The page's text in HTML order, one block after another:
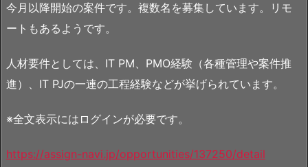
今月以降開始の案件です。複数名を募集しています。リモ
ートもあるようです。
人材要件としては、IT PM、PMO経験（各種管理や案件推
進）、IT PJの一連の工程経験などが挙げられています。
※全文表示にはログインが必要です。
https://assign-navi.jp/opportunities/137250/detail